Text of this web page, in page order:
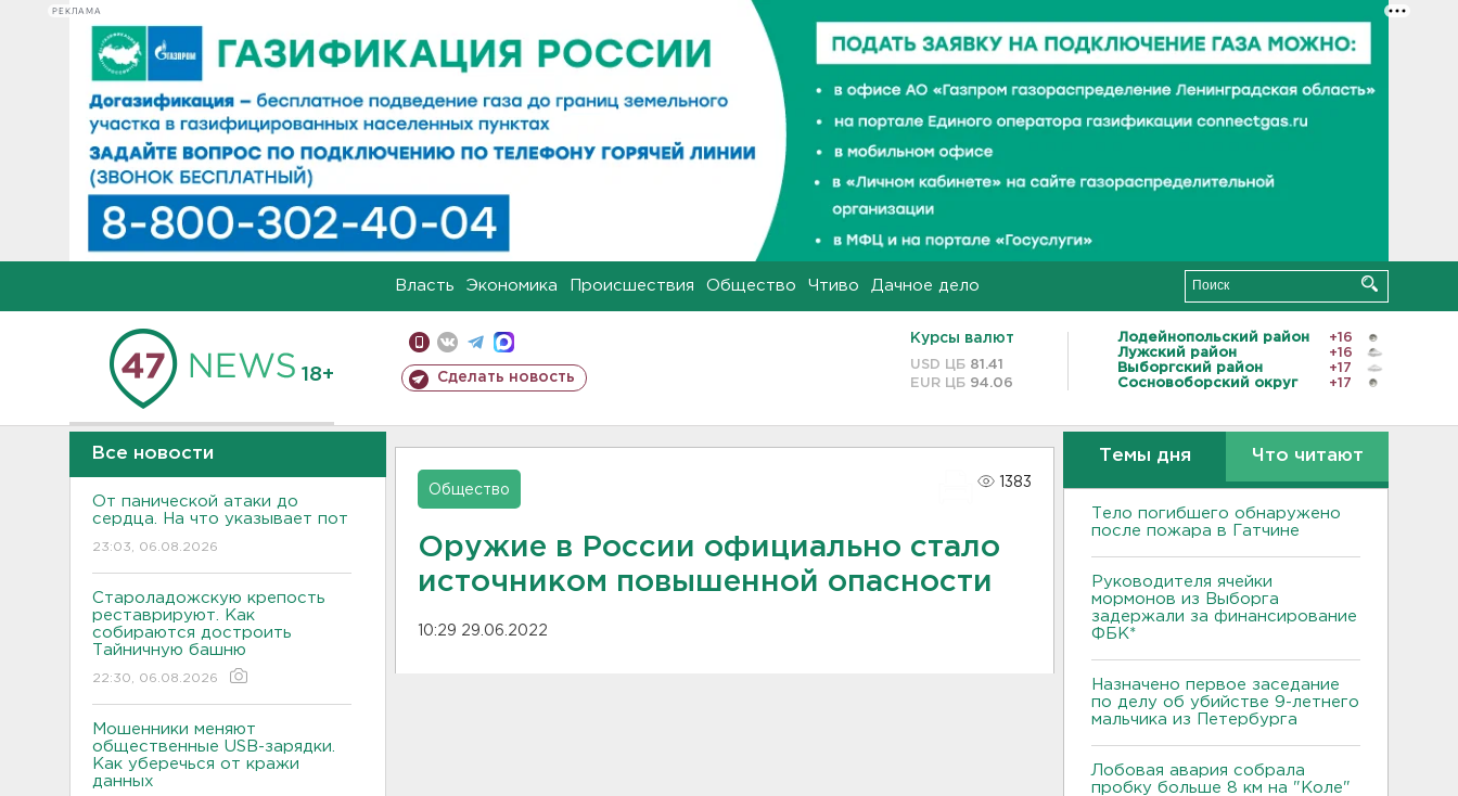
РЕКЛАМА
Власть Экономика Происшествия Общество Чтиво Дачное дело
18+ Сделать новость
Курсы валют
USD ЦБ 81.41
EUR ЦБ 94.06
Лодейнопольский район
+16
Лужский район
+16
Выборгский район
+17
Сосновоборский округ
+17
Все новости
От панической атаки до
сердца. На что указывает пот
23:03, 06.08.2026
Староладожскую крепость
реставрируют. Как
собираются достроить
Тайничную башню
22:30, 06.08.2026
Мошенники меняют
общественные USB-зарядки.
Как уберечься от кражи
данных
Общество
1383
Оружие в России официально стало
источником повышенной опасности
10:29 29.06.2022
Темы дня Что читают
Тело погибшего обнаружено
после пожара в Гатчине
Руководителя ячейки
мормонов из Выборга
задержали за финансирование
ФБК*
Назначено первое заседание
по делу об убийстве 9-летнего
мальчика из Петербурга
Лобовая авария собрала
пробку больше 8 км на "Коле"